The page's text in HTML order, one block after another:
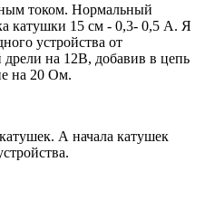
током. Нормальный
катушки 15 см - 0,3- 0,5 А. Я
устройства от
дрели на 12В, добавив в цепь
на 20 Ом.
А начала катушек